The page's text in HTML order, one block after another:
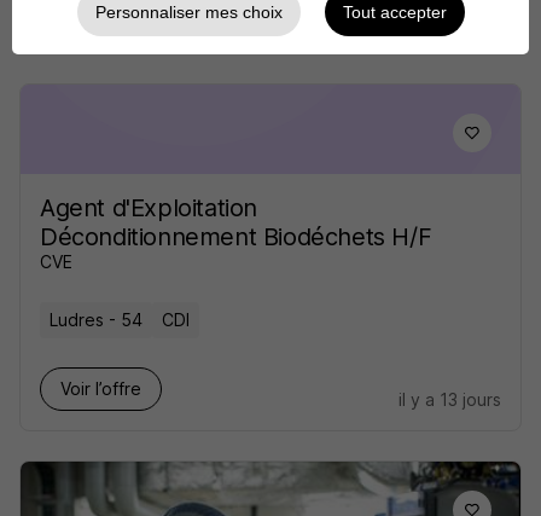
Voir l’offre
il y a 10 jours
Agent d'Exploitation
Déconditionnement Biodéchets H/F
CVE
Ludres - 54 CDI
Voir l’offre
il y a 13 jours
Personnaliser mes choix Tout accepter